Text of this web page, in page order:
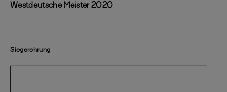
Westdeutsche Meister 2020
Siegerehrung